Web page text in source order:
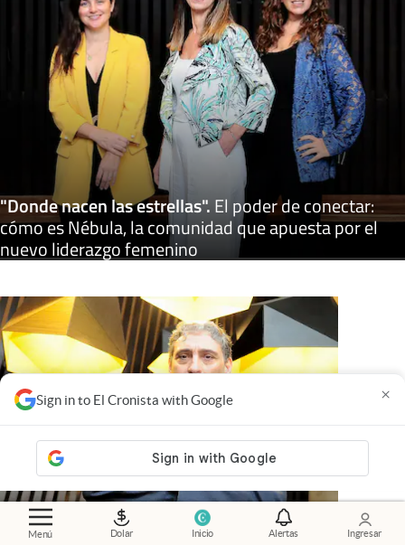
Menú Dolar Inicio Alertas Ingresar
Sign in to El Cronista with Google ×
"Donde nacen las estrellas".El poder de conectar:
cómo es Nébula, la comunidad que apuesta por el
nuevo liderazgo femenino